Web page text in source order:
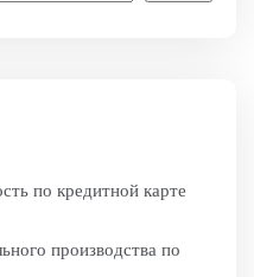
по кредитной карте
производства по